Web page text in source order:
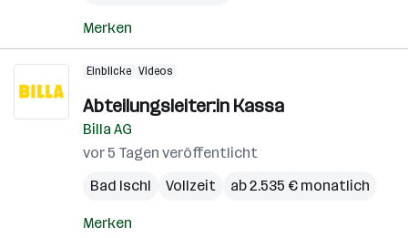
Merken
Einblicke Videos
Abteilungsleiter:in Kassa
Billa AG
vor 5 Tagen veröffentlicht
Bad Ischl
Vollzeit ab 2.535 € monatlich
Merken